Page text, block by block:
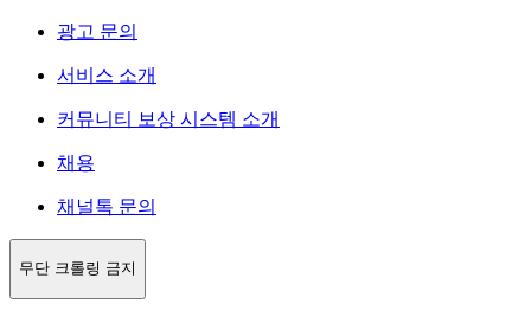
광고 문의
서비스 소개
커뮤니티 보상 시스템 소개
채용
채널톡 문의
무단 크롤링 금지